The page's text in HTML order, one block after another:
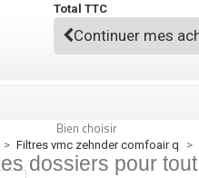
Total TTC
Continuer mes
Bien choisir
dossiers pour
> filtres vmc zehnder comfoair q >